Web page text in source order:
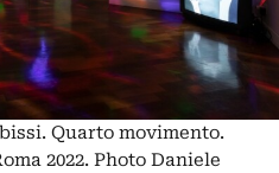
Quarto movimento.
2022. Photo Daniele